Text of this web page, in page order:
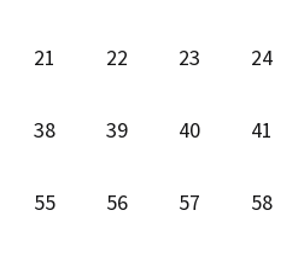
21 22 23 24
38 39 40 41
55 56 57 58